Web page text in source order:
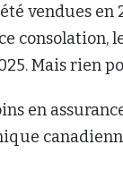
vendues en
consolation,
Mais rien
en